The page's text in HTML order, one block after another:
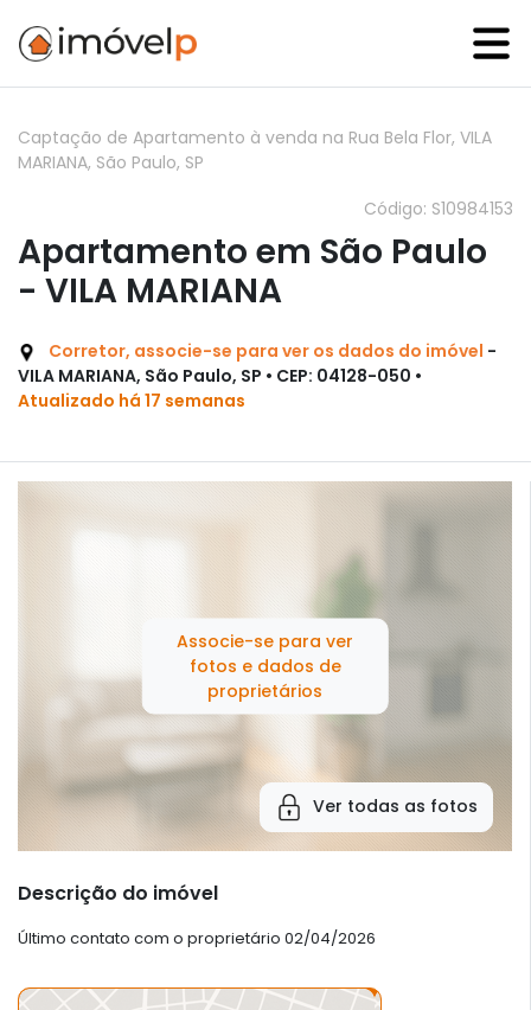
Captação de Apartamento à venda na Rua Bela Flor, VILA
MARIANA, São Paulo, SP
Código: S10984153
Apartamento em São Paulo
- VILA MARIANA
Corretor, associe-se para ver os dados do imóvel -
VILA MARIANA, São Paulo, SP • CEP: 04128-050 •
Atualizado há 17 semanas
Associe-se para ver
fotos e dados de
proprietários
Ver todas as fotos
Descrição do imóvel
Último contato com o proprietário 02/04/2026